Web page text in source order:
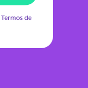
Termos de